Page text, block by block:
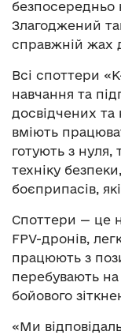
безпосередньо
Злагоджений
справжній жах
Всі споттери
навчання та
досвідчених та
вміють
готують з
техніку
боєприпасів,
Споттери — це
FPV-дронів,
працюють з
перебувають на
бойового
«Ми